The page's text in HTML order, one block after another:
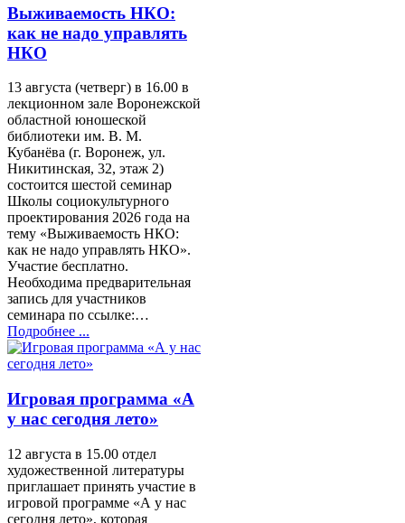
Выживаемость НКО:
как не надо управлять
НКО
13 августа (четверг) в 16.00 в
лекционном зале Воронежской
областной юношеской
библиотеки им. В. М.
Кубанёва (г. Воронеж, ул.
Никитинская, 32, этаж 2)
состоится шестой семинар
Школы социокультурного
проектирования 2026 года на
тему «Выживаемость НКО:
как не надо управлять НКО».
Участие бесплатно.
Необходима предварительная
запись для участников
семинара по ссылке:…
Подробнее ...
Игровая программа «А
у нас сегодня лето»
12 августа в 15.00 отдел
художественной литературы
приглашает принять участие в
игровой программе «А у нас
сегодня лето», которая